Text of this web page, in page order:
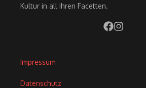
Kultur in all ihren Facetten.
Impressum
Datenschutz